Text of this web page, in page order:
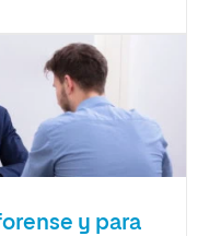
y para